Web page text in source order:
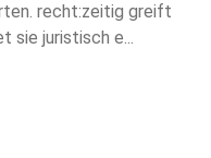
recht:zeitig greift
sie juristisch e...